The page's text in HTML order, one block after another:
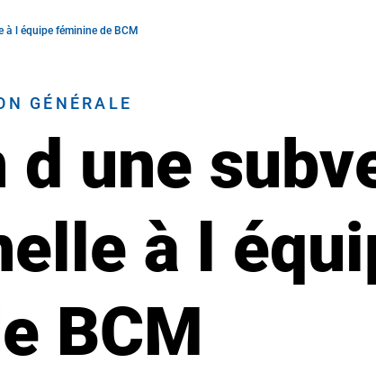
l équipe féminine de BCM
GÉNÉRALE
une
à l
BCM